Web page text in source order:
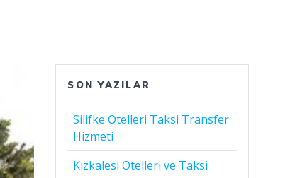
SON YAZILAR
Silifke Otelleri Taksi Transfer
Hizmeti
Kızkalesi Otelleri ve Taksi